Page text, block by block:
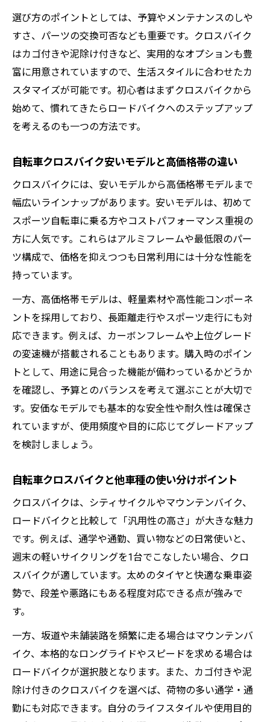
選び方のポイントとしては、予算やメンテナンスのしや
すさ、パーツの交換可否なども重要です。クロスバイク
はカゴ付きや泥除け付きなど、実用的なオプションも豊
富に用意されていますので、生活スタイルに合わせたカ
スタマイズが可能です。初心者はまずクロスバイクから
始めて、慣れてきたらロードバイクへのステップアップ
を考えるのも一つの方法です。
自転車クロスバイク安いモデルと高価格帯の違い
クロスバイクには、安いモデルから高価格帯モデルまで
幅広いラインナップがあります。安いモデルは、初めて
スポーツ自転車に乗る方やコストパフォーマンス重視の
方に人気です。これらはアルミフレームや最低限のパー
ツ構成で、価格を抑えつつも日常利用には十分な性能を
持っています。
一方、高価格帯モデルは、軽量素材や高性能コンポーネ
ントを採用しており、長距離走行やスポーツ走行にも対
応できます。例えば、カーボンフレームや上位グレード
の変速機が搭載されることもあります。購入時のポイン
トとして、用途に見合った機能が備わっているかどうか
を確認し、予算とのバランスを考えて選ぶことが大切で
す。安価なモデルでも基本的な安全性や耐久性は確保さ
れていますが、使用頻度や目的に応じてグレードアップ
を検討しましょう。
自転車クロスバイクと他車種の使い分けポイント
クロスバイクは、シティサイクルやマウンテンバイク、
ロードバイクと比較して「汎用性の高さ」が大きな魅力
です。例えば、通学や通勤、買い物などの日常使いと、
週末の軽いサイクリングを1台でこなしたい場合、クロ
スバイクが適しています。太めのタイヤと快適な乗車姿
勢で、段差や悪路にもある程度対応できる点が強みで
す。
一方、坂道や未舗装路を頻繁に走る場合はマウンテンバ
イク、本格的なロングライドやスピードを求める場合は
ロードバイクが選択肢となります。また、カゴ付きや泥
除け付きのクロスバイクを選べば、荷物の多い通学・通
勤にも対応できます。自分のライフスタイルや使用目的